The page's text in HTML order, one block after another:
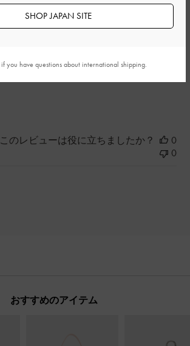
とてもよかった
よかった
このレビューは役に立ちましたか？
0
0
おすすめのアイテム
SHOP JAPAN SITE
if you have questions about international shipping.